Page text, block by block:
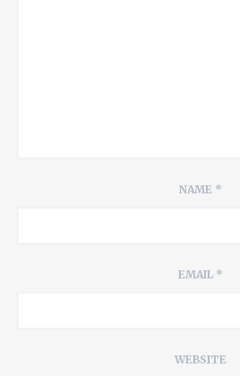
NAME *
EMAIL *
WEBSITE